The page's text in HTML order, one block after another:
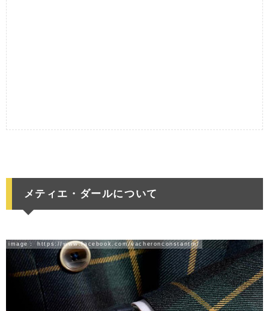
メティエ・ダールについて
image： https://www.facebook.com/vacheronconstantin/